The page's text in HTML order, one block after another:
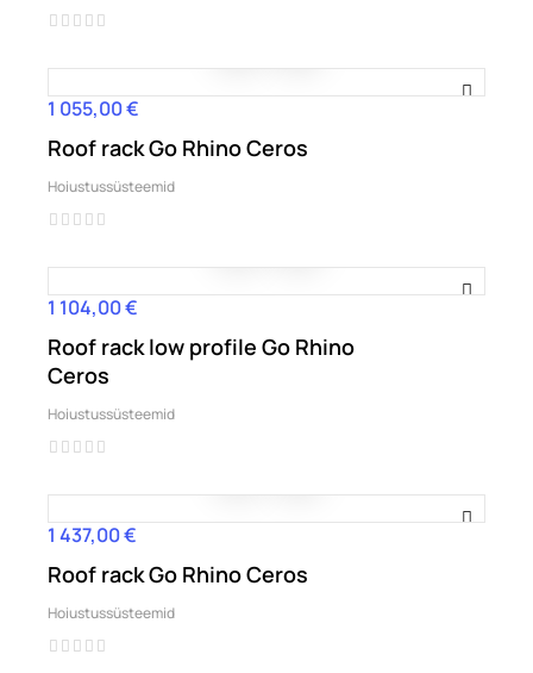
Hind
1 055,00 €
Roof rack Go Rhino Ceros
Hoiustussüsteemid
Hind
1 104,00 €
Roof rack low profile Go Rhino
Ceros
Hoiustussüsteemid
Hind
1 437,00 €
Roof rack Go Rhino Ceros
Hoiustussüsteemid